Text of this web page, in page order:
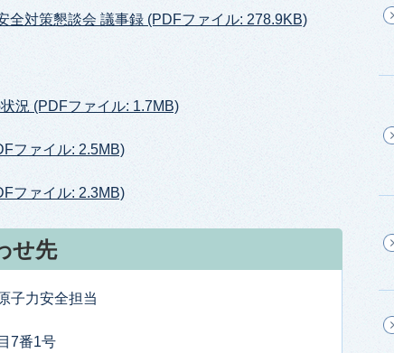
全対策懇談会 議事録 (PDFファイル: 278.9KB)
況 (PDFファイル: 1.7MB)
ファイル: 2.5MB)
ファイル: 2.3MB)
せ先
子力安全担当
7番1号